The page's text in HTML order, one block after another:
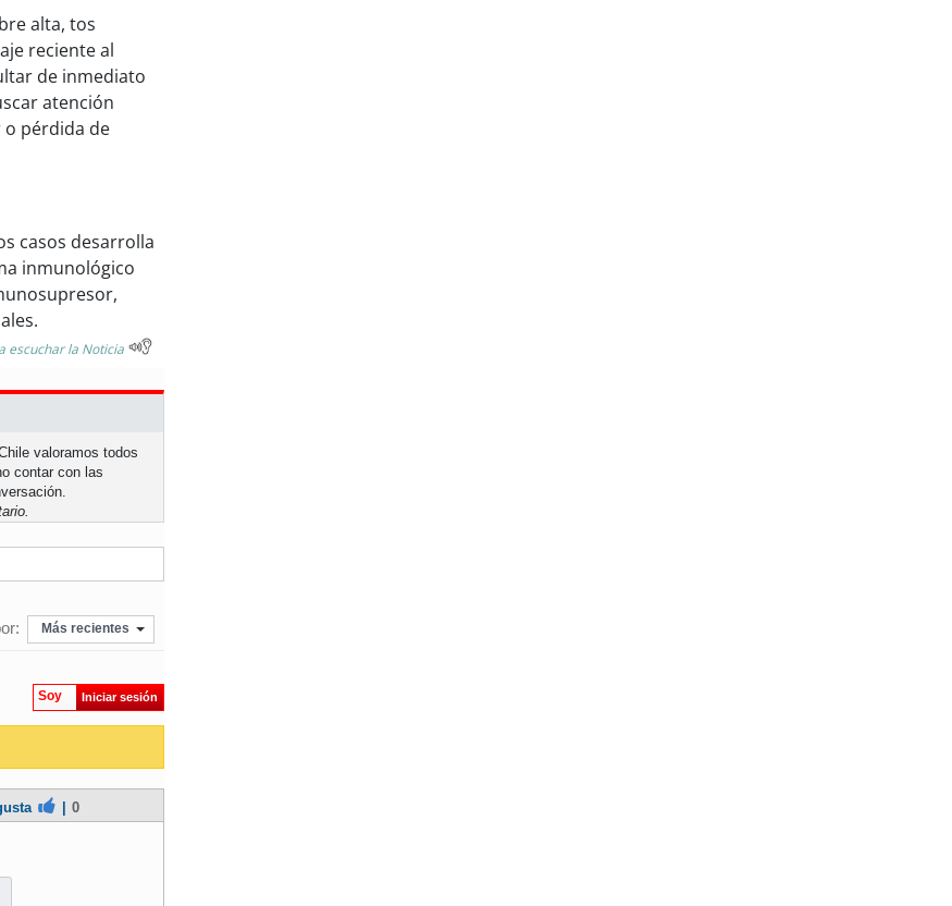
alta, tos
reciente al
de inmediato
atención
pérdida de
casos desarrolla
inmunológico
escuchar la Noticia
valoramos todos
contar con las
Más recientes
Soy Iniciar sesión
| 0